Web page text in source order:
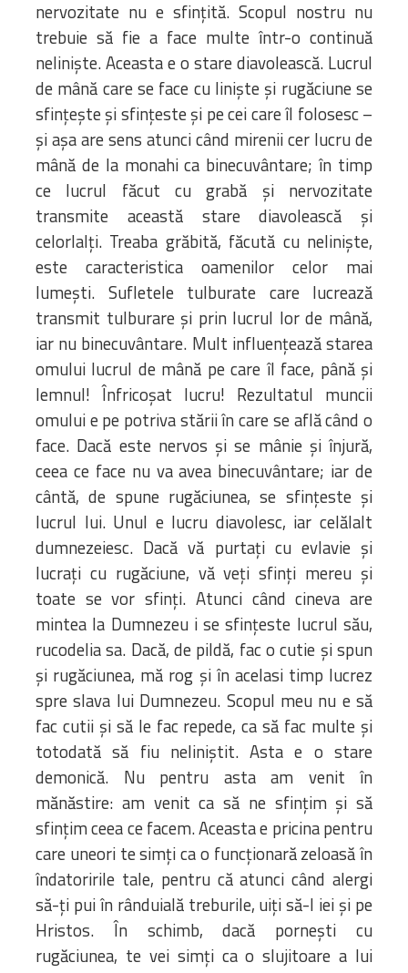
nervozitate nu e sfinţită. Scopul nostru nu
trebuie să fie a face multe într-o continuă
nelinişte. Aceasta e o stare diavolească. Lucrul
de mână care se face cu linişte şi rugăciune se
sfinţeşte şi sfinţeste şi pe cei care îl folosesc –
şi așa are sens atunci când mirenii cer lucru de
mână de la monahi ca binecuvântare; în timp
ce lucrul făcut cu grabă şi nervozitate
transmite această stare diavolească şi
celorlalţi. Treaba grăbită, făcută cu nelinişte,
este caracteristica oamenilor celor mai
lumeşti. Sufletele tulburate care lucrează
transmit tulburare şi prin lucrul lor de mână,
iar nu binecuvântare. Mult influenţează starea
omului lucrul de mână pe care îl face, până şi
lemnul! Înfricoşat lucru! Rezultatul muncii
omului e pe potriva stării în care se află când o
face. Dacă este nervos şi se mânie şi înjură,
ceea ce face nu va avea binecuvântare; iar de
cântă, de spune rugăciunea, se sfinţeste şi
lucrul lui. Unul e lucru diavolesc, iar celălalt
dumnezeiesc. Dacă vă purtaţi cu evlavie şi
lucraţi cu rugăciune, vă veţi sfinţi mereu şi
toate se vor sfinţi. Atunci când cineva are
mintea la Dumnezeu i se sfinţeste lucrul său,
rucodelia sa. Dacă, de pildă, fac o cutie şi spun
şi rugăciunea, mă rog şi în acelasi timp lucrez
spre slava lui Dumnezeu. Scopul meu nu e să
fac cutii şi să le fac repede, ca să fac multe şi
totodată să fiu neliniştit. Asta e o stare
demonică. Nu pentru asta am venit în
mănăstire: am venit ca să ne sfinţim şi să
sfinţim ceea ce facem. Aceasta e pricina pentru
care uneori te simţi ca o funcţionară zeloasă în
îndatoririle tale, pentru că atunci când alergi
să-ţi pui în rânduială treburile, uiţi să-l iei şi pe
Hristos. În schimb, dacă porneşti cu
rugăciunea, te vei simţi ca o slujitoare a lui